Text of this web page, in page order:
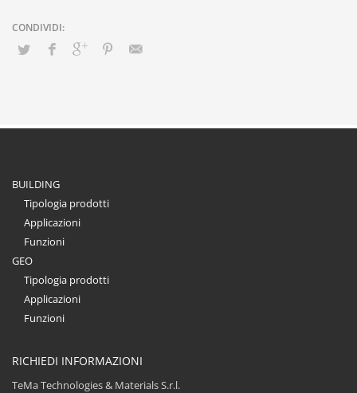
BUILDING
Tipologia prodotti
Applicazioni
Funzioni
GEO
Tipologia prodotti
Applicazioni
Funzioni
RICHIEDI INFORMAZIONI
TeMa Technologies & Materials S.r.l.